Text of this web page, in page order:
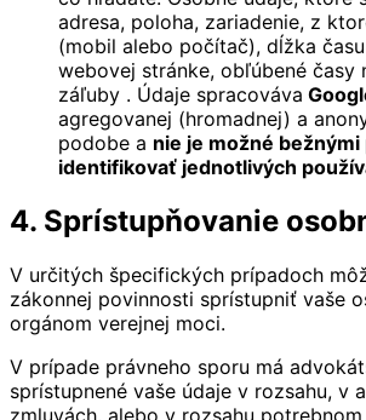
adresa, poloha, zariadenie, z
(mobil alebo počítač), dĺžka
webovej stránke, obľúbené časy
záľuby . Údaje spracováva
agregovanej (hromadnej) a
podobe a nie je možné
identifikovať jednotlivých
4. Sprístupňovanie
V určitých špecifických prípadoch
zákonnej povinnosti sprístupniť vaše
orgánom verejnej moci.
V prípade právneho sporu má
sprístupnené vaše údaje v rozsahu, v
zmluvách, alebo v rozsahu